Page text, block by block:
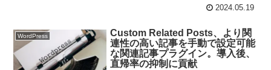
2024.05.19
WordPress
Custom Related Posts、より関
連性の高い記事を手動で設定可能
な関連記事プラグイン。導入後、
直帰率の抑制に貢献